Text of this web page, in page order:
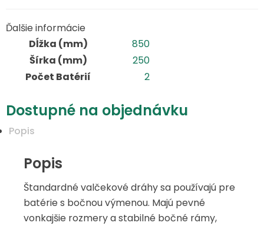
Ďalšie informácie
Dĺžka (mm)
850
Šírka (mm)
250
Počet Batérií
2
Dostupné na objednávku
Popis
Popis
Štandardné valčekové dráhy sa používajú pre
batérie s bočnou výmenou. Majú pevné
vonkajšie rozmery a stabilné bočné rámy,